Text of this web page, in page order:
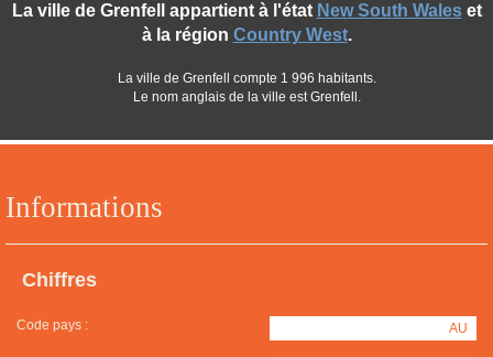
Informations
Chiffres
Code pays : AU
La ville de Grenfell appartient à l'état New South Waleset
à la région Country West.
La ville de Grenfell compte 1 996 habitants.
Le nom anglais de la ville est Grenfell.